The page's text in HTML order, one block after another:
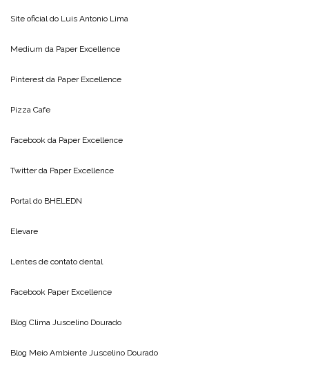
Site oficial do Luis Antonio Lima
Medium da Paper Excellence
Pinterest da Paper Excellence
Pizza Cafe
Facebook da Paper Excellence
Twitter da Paper Excellence
Portal do BHELEDN
Elevare
Lentes de contato dental
Facebook Paper Excellence
Blog Clima Juscelino Dourado
Blog Meio Ambiente Juscelino Dourado